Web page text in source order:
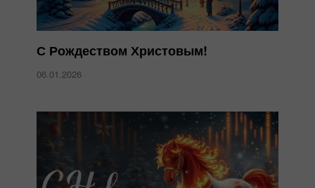
С Рождеством Христовым!
06.01.2026